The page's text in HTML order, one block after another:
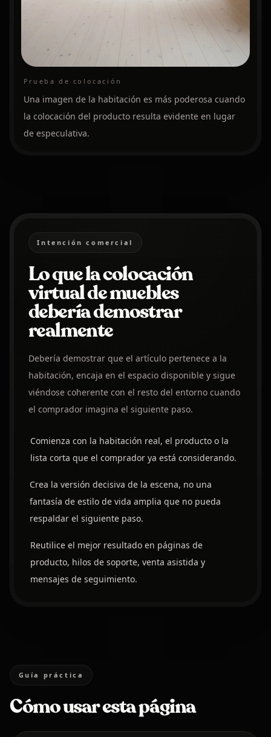
Prueba de colocación
Una imagen de la habitación es más poderosa cuando
la colocación del producto resulta evidente en lugar
de especulativa.
Intención comercial
Lo que la colocación
virtual de muebles
debería demostrar
realmente
Debería demostrar que el artículo pertenece a la
habitación, encaja en el espacio disponible y sigue
viéndose coherente con el resto del entorno cuando
el comprador imagina el siguiente paso.
Comienza con la habitación real, el producto o la
lista corta que el comprador ya está considerando.
Crea la versión decisiva de la escena, no una
fantasía de estilo de vida amplia que no pueda
respaldar el siguiente paso.
Reutilice el mejor resultado en páginas de
producto, hilos de soporte, venta asistida y
mensajes de seguimiento.
Guía práctica
Cómo usar esta página